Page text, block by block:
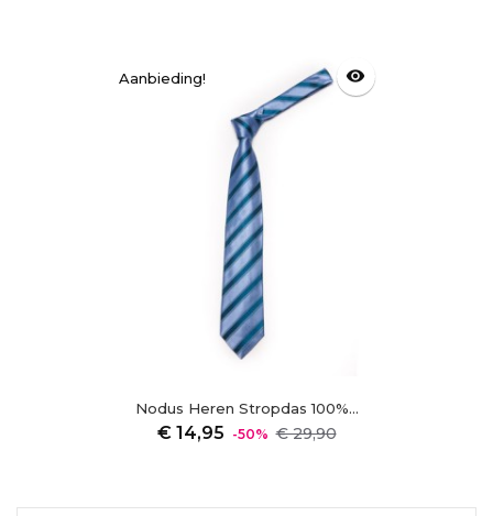
Aanbieding! visibility
Nodus Heren Stropdas 100%...
€ 14,95 Normale
-50% € 29,90Prijs